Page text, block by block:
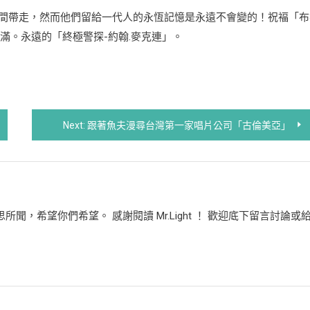
走，然而他們留給一代人的永恆記憶是永遠不會變的！祝褔「
。永遠的「終極警探-約翰.麥克連」。
Next: 跟著魚夫漫尋台灣第一家唱片公司「古倫美亞」
聞，希望你們希望。 感謝閱讀 Mr.Light ！ 歡迎底下留言討論或